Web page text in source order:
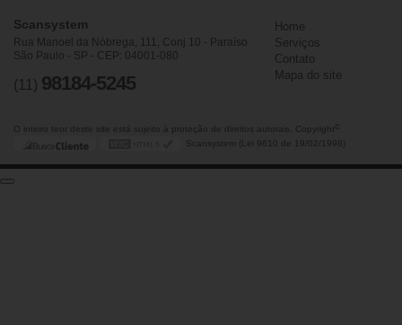
Scansystem
Rua Manoel da Nóbrega, 111, Conj 10 - Paraíso
São Paulo - SP - CEP: 04001-080
(11) 98184-5245
Home
Serviços
Contato
Mapa do site
O inteiro teor deste site está sujeito à proteção de direitos autorais. Copyright
Scansystem (Lei 9610 de 19/02/1998)